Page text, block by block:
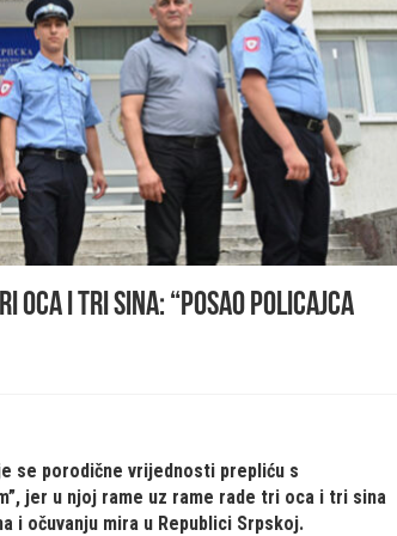
oca i tri sina: “Posao policajca
se porodične vrijednosti prepliću s
jer u njoj rame uz rame rade tri oca i tri sina
i očuvanju mira u Republici Srpskoj.